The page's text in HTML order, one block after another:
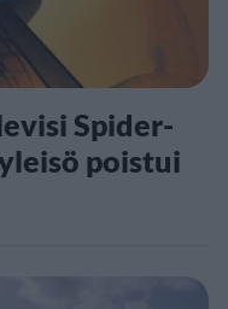
Spider-
poistui